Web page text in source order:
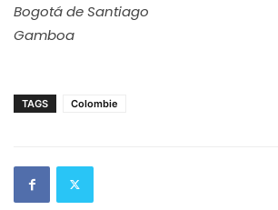
Bogotá de Santiago
Gamboa
TAGS Colombie